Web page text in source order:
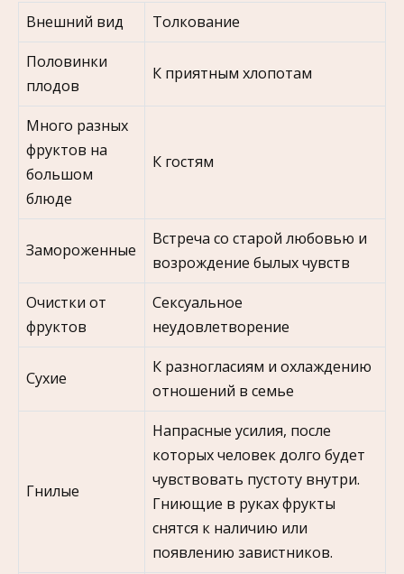
Внешний вид
Толкование
Половинки
плодов
К приятным хлопотам
Много разных
фруктов на
большом
блюде
К гостям
Замороженные
Встреча со старой любовью и
возрождение былых чувств
Очистки от
фруктов
Сексуальное
неудовлетворение
Сухие
К разногласиям и охлаждению
отношений в семье
Гнилые
Напрасные усилия, после
которых человек долго будет
чувствовать пустоту внутри.
Гниющие в руках фрукты
снятся к наличию или
появлению завистников.